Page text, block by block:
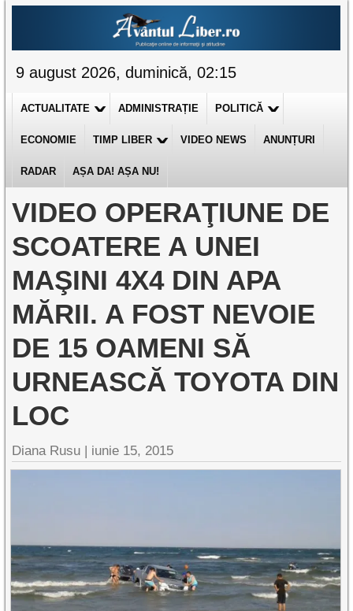
9 august 2026, duminică, 02:15
ACTUALITATE ADMINISTRAȚIE POLITICĂ
ECONOMIE TIMP LIBER VIDEO NEWS ANUNȚURI
RADAR AȘA DA! AȘA NU!
VIDEO OPERAŢIUNE DE
SCOATERE A UNEI
MAŞINI 4X4 DIN APA
MĂRII. A FOST NEVOIE
DE 15 OAMENI SĂ
URNEASCĂ TOYOTA DIN
LOC
Diana Rusu | iunie 15, 2015